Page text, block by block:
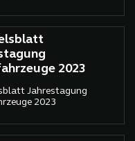
2023
Jahrestagung
2023